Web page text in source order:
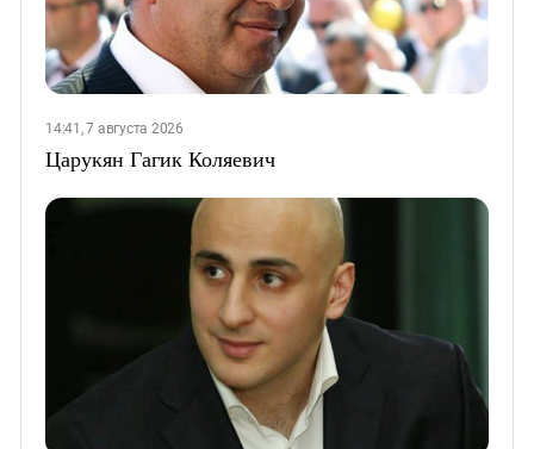
14:41, 7 августа 2026
Царукян Гагик Коляевич